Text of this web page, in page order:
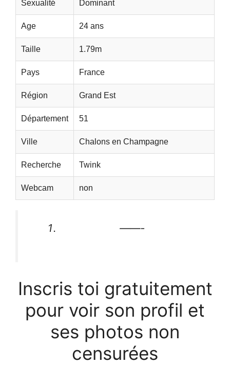
Sexualité Dominant
Age 24 ans
Taille 1.79m
Pays France
Région Grand Est
Département 51
Ville Chalons en Champagne
Recherche Twink
Webcam non
——-
Inscris toi gratuitement
pour voir son profil et
ses photos non
censurées